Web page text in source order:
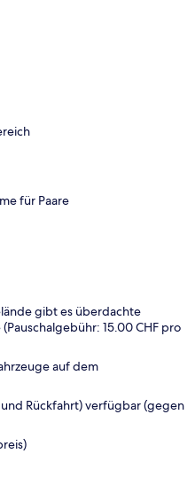
für Paare
gibt es überdachte
15.00 CHF pro
auf dem
Rückfahrt) verfügbar (gegen